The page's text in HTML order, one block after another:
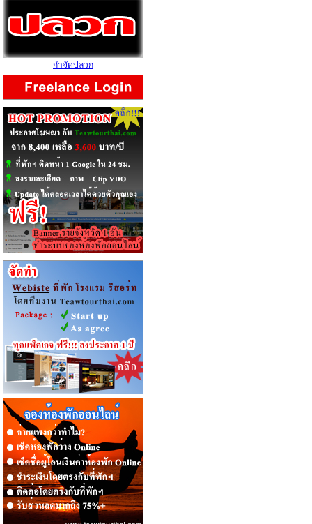
กำจัดปลวก